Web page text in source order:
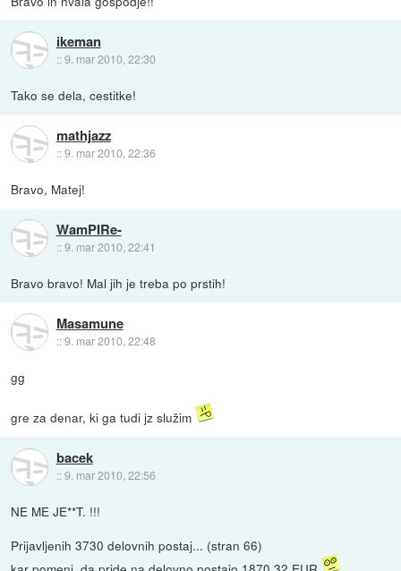
ikeman
::9. mar 2010, 22:30
Tako se dela, cestitke!
mathjazz
::9. mar 2010, 22:36
Bravo, Matej!
WamPIRe-
::9. mar 2010, 22:41
Bravo bravo! Mal jih je treba po prstih!
Masamune
::9. mar 2010, 22:48
gg
gre za denar, ki ga tudi jz služim
bacek
::9. mar 2010, 22:56
NE ME JE**T. !!!
Prijavljenih 3730 delovnih postaj... (stran 66)